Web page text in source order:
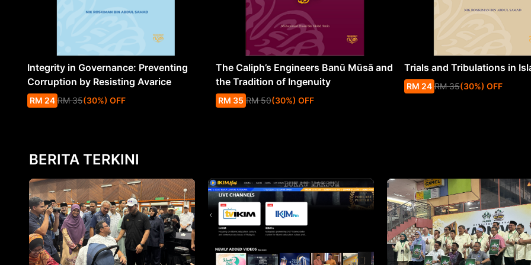
Integrity in Governance: Preventing
Corruption by Resisting Avarice
RM 24 RM 35(30%) OFF
The Caliph’s Engineers Banū Mūsā and
the Tradition of Ingenuity
RM 35 RM 50(30%) OFF
Trials and Tribulations in
RM 24 RM 35(30%) OFF
BERITA TERKINI